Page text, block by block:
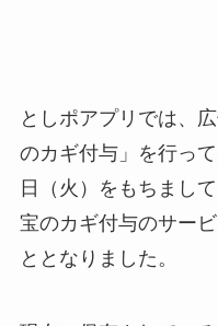
としポアプリでは、
のカギ付与」を行っ
日（火）をもちまし
宝のカギ付与のサー
ととなりました。